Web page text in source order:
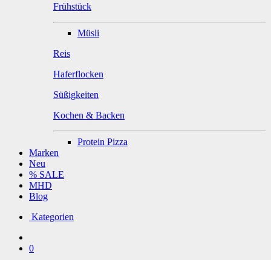
Frühstück
Müsli
Reis
Haferflocken
Süßigkeiten
Kochen & Backen
Protein Pizza
Marken
Neu
% SALE
MHD
Blog
Kategorien
0